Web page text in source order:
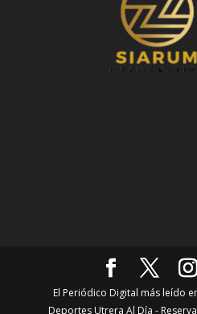
El Periódico Digital más leído
Deportes Utrera Al Día -